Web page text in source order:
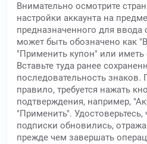
Внимательно осмотрите
настройки аккаунта на
предназначенного для
может быть обозначено как
"Применить купон" или
Вставьте туда ранее
последовательность знаков.
правило, требуется нажать
подтверждения, например,
"Применить".
подписки обновились,
прежде чем завершать